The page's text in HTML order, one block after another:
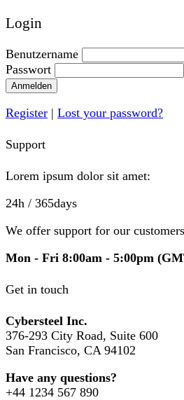
Login
Benutzername
Passwort
Anmelden
Register | Lost your password?
Support
Lorem ipsum dolor sit amet:
24h / 365days
We offer support for our customers
Mon - Fri 8:00am - 5:00pm
Get in touch
Cybersteel Inc.
376-293 City Road, Suite 600
San Francisco, CA 94102
Have any questions?
+44 1234 567 890